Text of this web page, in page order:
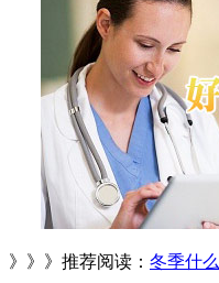
》》》推荐阅读： 冬季什